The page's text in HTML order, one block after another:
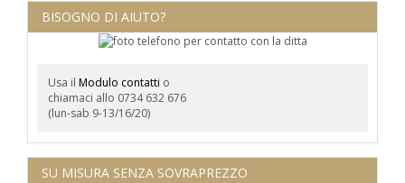
BISOGNO DI AIUTO?
Usa il Modulo contatti o
chiamaci allo 0734 632 676
(lun-sab 9-13/16/20)
SU MISURA SENZA SOVRAPREZZO